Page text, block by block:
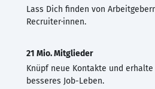
Lass Dich finden von
Recruiter·innen.
21 Mio. Mitglieder
Knüpf neue Kontakte und
besseres Job-Leben.